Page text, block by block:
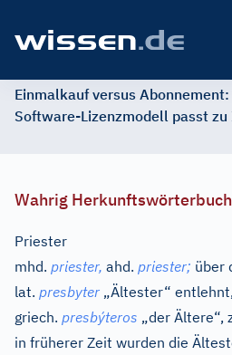
Einmalkauf versus
Software-Lizenzmodell passt zu
Wahrig Herkunftswörterbuch
Priester
mhd. priester, ahd. priester; über
lat. presbyter „Ältester“
griech. presbýteros „der Ältere“,
in früherer Zeit wurden die